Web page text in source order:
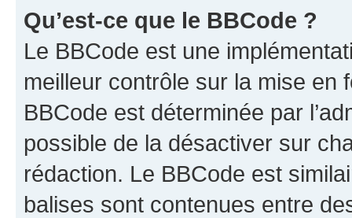
Qu’est-ce que le BBCode ?
Le BBCode est une
meilleur contrôle sur la mise en
BBCode est déterminée par
possible de la désactiver sur
rédaction. Le BBCode est
balises sont contenues entre